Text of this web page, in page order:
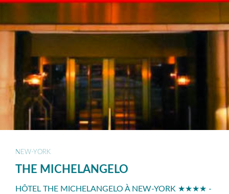
NEW-YORK
THE MICHELANGELO
HÔTEL THE MICHELANGELO À NEW-YORK ★★★★ -